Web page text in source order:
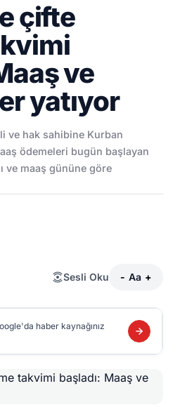
çifte
ve
yatıyor
ve hak sahibine Kurban
ödemeleri bugün başlayan
ve maaş gününe göre
Sesli Oku - Aa +
haber kaynağınız